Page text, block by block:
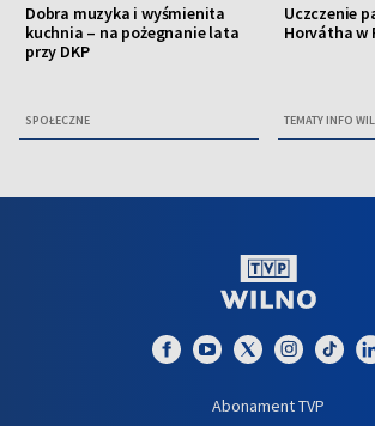
Dobra muzyka i wyśmienita
kuchnia – na pożegnanie lata
przy DKP
SPOŁECZNE
Uczczenie
Horvátha w
TEMATY INFO
Abonament TVP